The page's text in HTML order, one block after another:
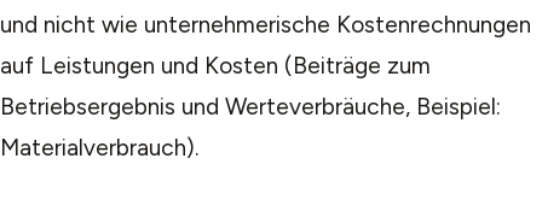
und nicht wie unternehmerische Kostenrechnungen
auf Leistungen und Kosten (Beiträge zum
Betriebsergebnis und Werteverbräuche, Beispiel:
Materialverbrauch).